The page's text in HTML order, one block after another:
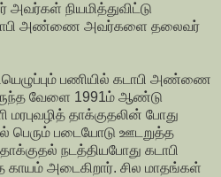
நியமித்துவிட்டு
அண்ணை அவர்களை தலைவர்
பணியில் கடாபி அண்ணை
வேளை 1991ம் ஆண்டு
தாக்குதலின் போது
பெரும் படையோடு ஊடறுத்த
நடத்தியபோது கடாபி
அடைகிறார். சில மாதங்கள்